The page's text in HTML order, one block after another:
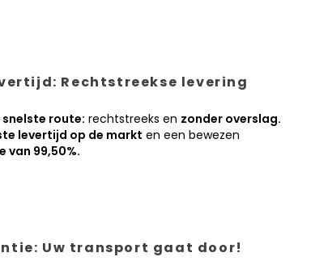
Rechtstreekse levering
snelste route: rechtstreeks en zonder overslag.
levertijd op de markt en een bewezen
99,50%.
Uw transport gaat door!